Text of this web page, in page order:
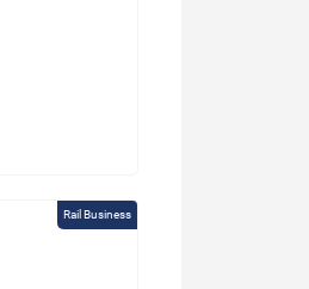
Rail Business